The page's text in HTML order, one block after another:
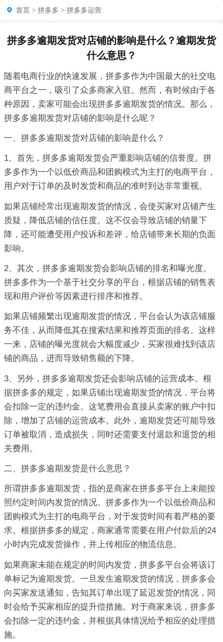
首页 > 拼多多 > 拼多多运营
拼多多逾期发货对店铺的影响是什么？逾期发货
什么意思？
随着电商行业的快速发展，拼多多作为中国最大的社交电
商平台之一，吸引了众多商家入驻。然而，有时候由于各
种原因，卖家可能会出现拼多多逾期发货的情况。那么，
拼多多逾期发货对店铺的影响是什么呢？
一、拼多多逾期发货对店铺的影响是什么？
1、首先，拼多多逾期发货会严重影响店铺的信誉度。拼
多多作为一个以低价商品和团购模式为主打的电商平台，
用户对于订单的及时发货和商品的准时到达非常重视。
如果店铺经常出现逾期发货的情况，会使买家对店铺产生
质疑，降低店铺的信任度。这不仅会导致店铺的销量下
降，还可能遭受用户投诉和差评，给店铺带来长期的负面
影响。
2、其次，拼多多逾期发货会影响店铺的排名和曝光度。
拼多多作为一个基于社交分享的平台，根据店铺的销售表
现和用户评价等因素进行排序和推荐。
如果店铺频繁出现逾期发货的情况，平台会认为该店铺服
务不佳，从而降低其在搜索结果和推荐页面的排名。这样
一来，店铺的曝光度就会大幅度减少，买家很难找到该店
铺的商品，进而导致销售额的下降。
3、另外，拼多多逾期发货还会影响店铺的运营成本。根
据拼多多的规定，如果店铺出现逾期发货的情况，平台将
会扣除一定的违约金。这笔费用会直接从卖家的账户中扣
除，增加了店铺的运营成本。此外，逾期发货还可能导致
订单被取消，造成损失，同时还需要支付退款和退货的相
关费用。
二、拼多多逾期发货是什么意思？
所谓拼多多逾期发货，指的是商家在拼多多平台上未能按
照约定时间内发货的情况。拼多多作为一个以低价商品和
团购模式为主打的电商平台，对于发货时间有着严格的要
求。根据拼多多的规定，商家通常需要在用户付款后的24
小时内完成发货操作，并上传相应的物流信息。
如果商家未能在规定的时间内发货，拼多多平台会将该订
单标记为逾期发货。一旦发生逾期发货的情况，拼多多会
向买家发送通知，告知其订单出现了延迟发货的情况，同
时会给予买家相应的提升偿措施。对于商家来说，拼多多
会扣除一定的违约金，并根据具体情况给予相应的处理措
施。